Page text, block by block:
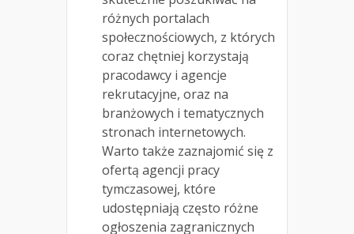
różnych portalach
społecznościowych, z których
coraz chętniej korzystają
pracodawcy i agencje
rekrutacyjne, oraz na
branżowych i tematycznych
stronach internetowych.
Warto także zaznajomić się z
ofertą agencji pracy
tymczasowej, które
udostępniają często różne
ogłoszenia zagranicznych